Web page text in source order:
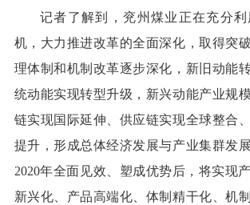
记者了解到，兖州煤业正在充分利
机，大力推进改革的全面深化，取得突
理体制和机制改革逐步深化，新旧动能
统动能实现转型升级，新兴动能产业规
链实现国际延伸、供应链实现全球整合
提升，形成总体经济发展与产业集群发
2020年全面见效、塑成优势后，将实现
新兴化、产品高端化、体制精干化、机